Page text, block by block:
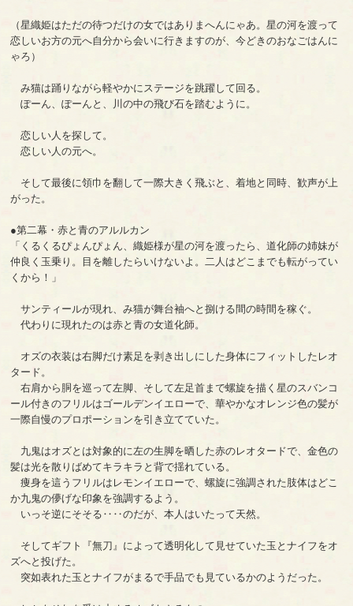
（星織姫はただの待つだけの女ではありまへんにゃあ。星の河を渡って
恋しいお方の元へ自分から会いに行きますのが、今どきのおなごはんに
ゃろ）
み猫は踊りながら軽やかにステージを跳躍して回る。
ぽーん、ぽーんと、川の中の飛び石を踏むように。
恋しい人を探して。
恋しい人の元へ。
そして最後に領巾を翻して一際大きく飛ぶと、着地と同時、歓声が上
がった。
●第二幕・赤と青のアルルカン
「くるくるぴょんぴょん、織姫様が星の河を渡ったら、道化師の姉妹が
仲良く玉乗り。目を離したらいけないよ。二人はどこまでも転がってい
くから！」
サンティールが現れ、み猫が舞台袖へと捌ける間の時間を稼ぐ。
代わりに現れたのは赤と青の女道化師。
オズの衣装は右脚だけ素足を剥き出しにした身体にフィットしたレオ
タード。
右肩から胴を巡って左脚、そして左足首まで螺旋を描く星のスバンコ
ール付きのフリルはゴールデンイエローで、華やかなオレンジ色の髪が
一際自慢のプロポーションを引き立てていた。
九鬼はオズとは対象的に左の生脚を晒した赤のレオタードで、金色の
髪は光を散りばめてキラキラと背で揺れている。
痩身を這うフリルはレモンイエローで、螺旋に強調された肢体はどこ
か九鬼の儚げな印象を強調するよう。
いっそ逆にそそる‥‥のだが、本人はいたって天然。
そしてギフト『無刀』によって透明化して見せていた玉とナイフをオ
ズへと投げた。
突如表れた玉とナイフがまるで手品でも見ているかのようだった。